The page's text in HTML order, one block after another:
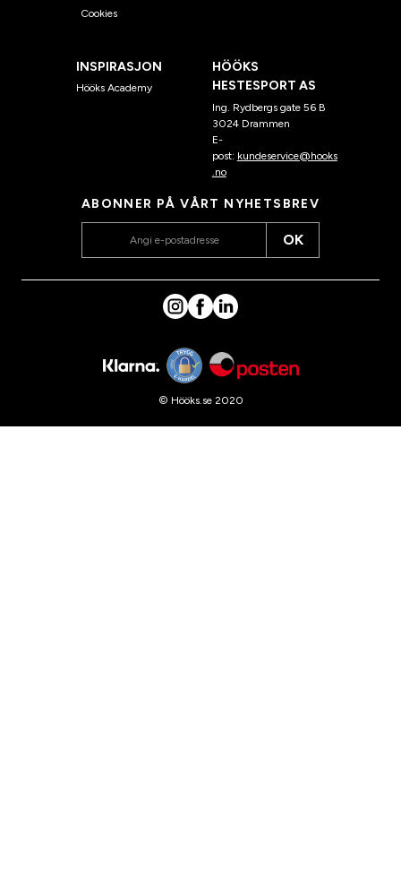
Cookies
INSPIRASJON
Hööks Academy
HÖÖKS
HESTESPORT AS
Ing. Rydbergs gate 56 B
3024 Drammen
E-
post: kundeservice@hooks
.no
ABONNER PÅ VÅRT NYHETSBREV
OK
© Hööks.se 2020